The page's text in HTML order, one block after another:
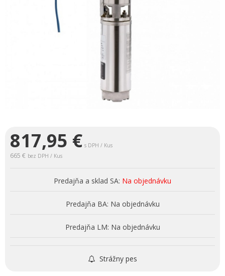
817,95 € s DPH / Kus
665 € bez DPH / Kus
Predajňa a sklad SA: Na objednávku
Predajňa BA: Na objednávku
Predajňa LM: Na objednávku
Strážny pes